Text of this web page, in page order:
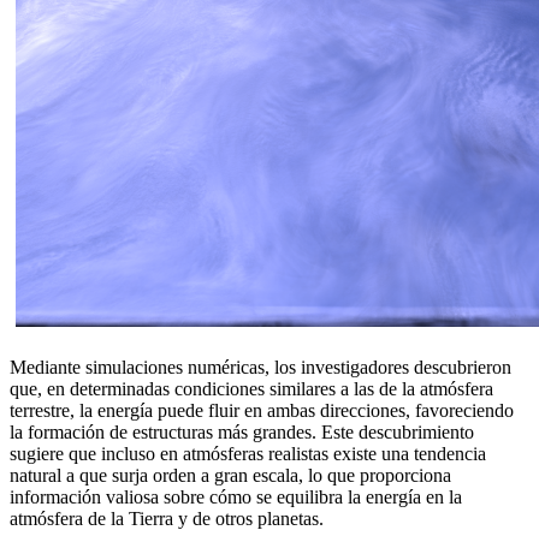
Mediante simulaciones numéricas, los investigadores descubrieron
que, en determinadas condiciones similares a las de la atmósfera
terrestre, la energía puede fluir en ambas direcciones, favoreciendo
la formación de estructuras más grandes. Este descubrimiento
sugiere que incluso en atmósferas realistas existe una tendencia
natural a que surja orden a gran escala, lo que proporciona
información valiosa sobre cómo se equilibra la energía en la
atmósfera de la Tierra y de otros planetas.